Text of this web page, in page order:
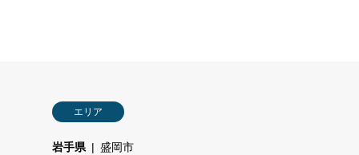
エリア
岩手県 盛岡市